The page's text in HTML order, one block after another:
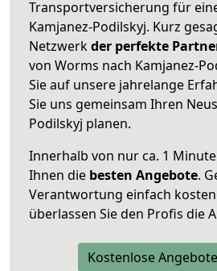
Transportversicherung für
Kamjanez-Podilskyj. Kurz
Netzwerkder perfekte
von Worms nach Kamjanez-
Sie auf unsere jahrelange
Sie uns gemeinsam Ihren
Podilskyj planen.
Innerhalb von nur ca. 1
Ihnen die besten Angebote.
Verantwortung einfach
überlassen Sie den Profis die
Kostenlose